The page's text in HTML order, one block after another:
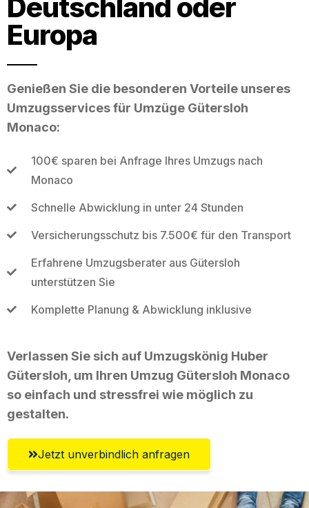
Deutschland oder
Europa
Genießen Sie die besonderen Vorteile unseres
Umzugsservices für Umzüge Gütersloh
Monaco:
100€ sparen bei Anfrage Ihres Umzugs nach
Monaco
Schnelle Abwicklung in unter 24 Stunden
Versicherungsschutz bis 7.500€ für den Transport
Erfahrene Umzugsberater aus Gütersloh
unterstützen Sie
Komplette Planung & Abwicklung inklusive
Verlassen Sie sich auf Umzugskönig Huber
Gütersloh, um Ihren Umzug Gütersloh Monaco
so einfach und stressfrei wie möglich zu
gestalten.
Jetzt unverbindlich anfragen